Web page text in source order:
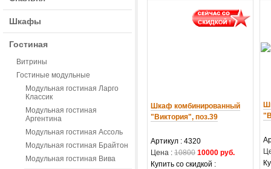
Шкафы
Гостиная
Витрины
Гостиные модульные
Модульная гостиная Ларго
Классик
Модульная гостиная
Аргентина
Модульная гостиная Ассоль
Модульная гостиная Брайтон
Модульная гостиная Вива
Шкаф комбинированный
"Виктория", поз.39
Артикул : 4320
Цена : 10800 10000 руб.
Купить со скидкой :